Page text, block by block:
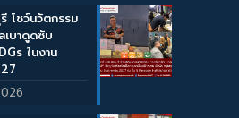
โชว์นวัตกรรม
เบาดูดซับ
ในงาน